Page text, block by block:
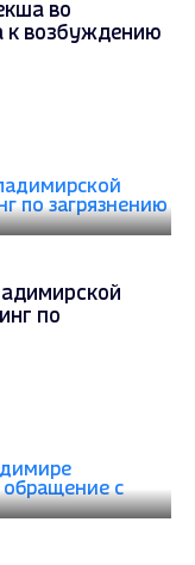
во
к возбуждению
по